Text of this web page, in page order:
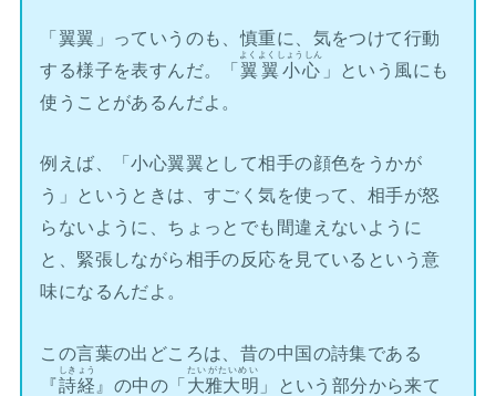
「翼翼」っていうのも、慎重に、気をつけて行動
する様子を表すんだ。「翼翼小心
よくよくしょうしん
」という風にも
使うことがあるんだよ。
例えば、「小心翼翼として相手の顔色をうかが
う」というときは、すごく気を使って、相手が怒
らないように、ちょっとでも間違えないように
と、緊張しながら相手の反応を見ているという意
味になるんだよ。
この言葉の出どころは、昔の中国の詩集である
『詩経
しきょう
』の中の「大雅大明
たいがたいめい
」という部分から来て